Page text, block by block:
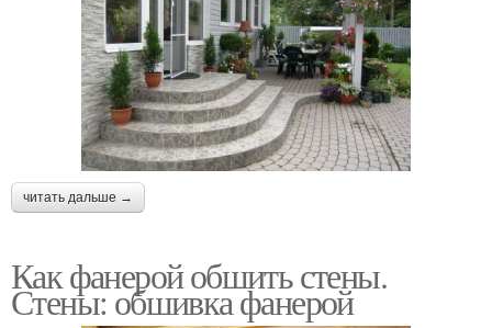
читать дальше →
Как фанерой обшить стены.
Стены: обшивка фанерой